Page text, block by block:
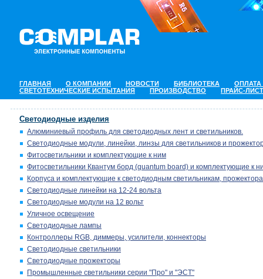
ГЛАВНАЯ О КОМПАНИИ НОВОСТИ БИБЛИОТЕКА
ОПЛАТА
СВЕТОТЕХНИЧЕСКИЕ ИСПЫТАНИЯ
ПРОИЗВОДСТВО ПРАЙС-ЛИСТ
Светодиодные изделия
Алюминиевый профиль для светодиодных лент и светильников.
Светодиодные модули, линейки, линзы для светильников и
Фитосветильники и комплектующие к ним
Фитосветильники Квантум борд (quantum board) и комплектующие к
Корпуса и комплектующие к светодиодным светильникам,
Светодиодные линейки на 12-24 вольта
Светодиодные модули на 12 вольт
Уличное освещение
Светодиодные лампы
Контроллеры RGB, диммеры, усилители, коннекторы
Светодиодные светильники
Светодиодные прожекторы
Промышленные светильники серии "Про" и "ЭСТ"